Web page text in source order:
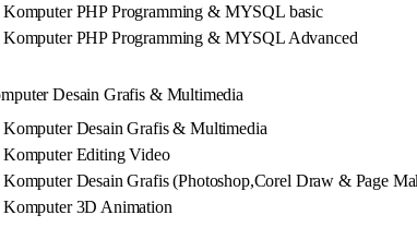
Komputer PHP Programming & MYSQL basic
Komputer PHP Programming & MYSQL Advanced
Desain Grafis & Multimedia
Komputer Desain Grafis & Multimedia
Komputer Editing Video
Desain Grafis (Photoshop,Corel Draw & Page
Komputer 3D Animation